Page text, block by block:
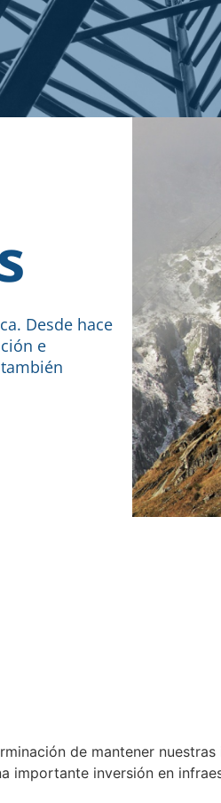
Desde hace
e
de mantener
inversión en